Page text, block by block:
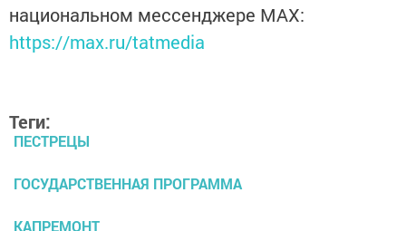
национальном мессенджере MАХ:
https://max.ru/tatmedia
Теги:
ПЕСТРЕЦЫ
ГОСУДАРСТВЕННАЯ ПРОГРАММА
КАПРЕМОНТ